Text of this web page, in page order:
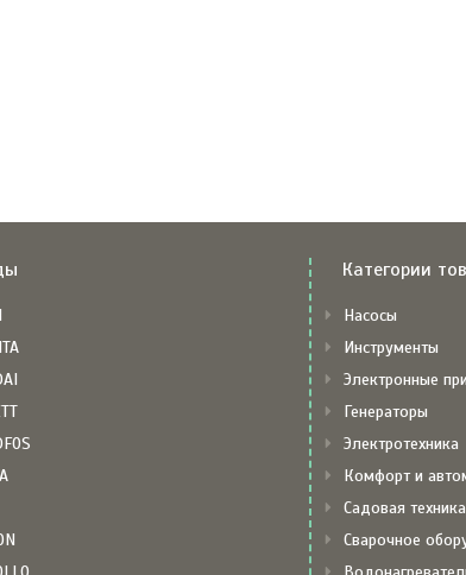
Категории
Насосы
Инструменты
Электронные
Генераторы
Электротехника
Комфорт и
Садовая техника
Сварочное